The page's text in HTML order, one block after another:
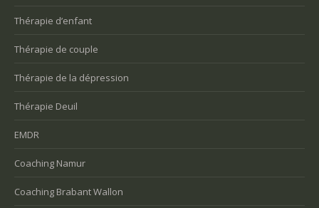
Thérapie d’enfant
Thérapie de couple
Thérapie de la dépression
Thérapie Deuil
EMDR
Coaching Namur
Coaching Brabant Wallon